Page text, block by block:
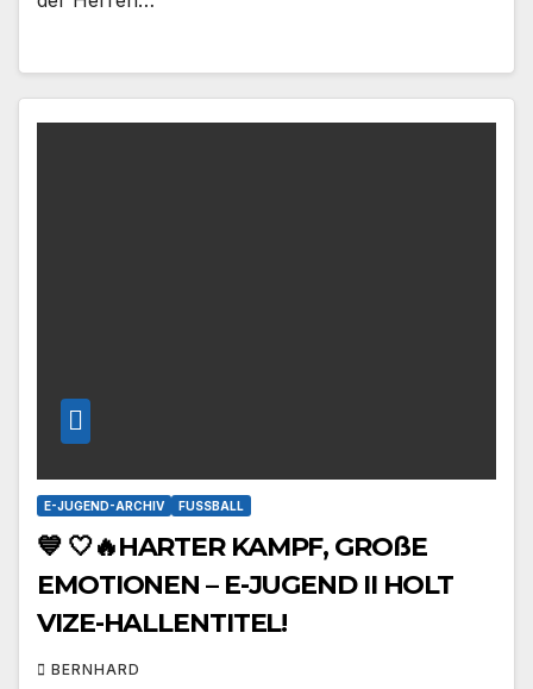
E-JUGEND-ARCHIV FUSSBALL
💙 🤍🔥HARTER KAMPF, GROßE
EMOTIONEN – E-JUGEND II HOLT
VIZE-HALLENTITEL!
BERNHARD